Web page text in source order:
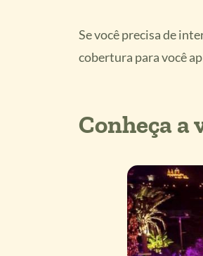
Se você precisa de
cobertura para você
Conheça